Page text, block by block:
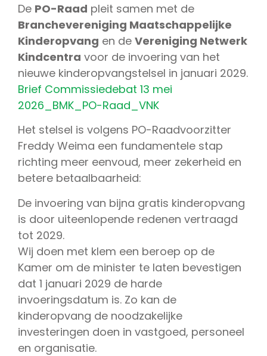
De PO-Raad pleit samen met de
Branchevereniging Maatschappelijke
Kinderopvang en de Vereniging Netwerk
Kindcentra voor de invoering van het
nieuwe kinderopvangstelsel in januari 2029.
Brief Commissiedebat 13 mei
2026_BMK_PO-Raad_VNK
Het stelsel is volgens PO-Raadvoorzitter
Freddy Weima een fundamentele stap
richting meer eenvoud, meer zekerheid en
betere betaalbaarheid:
De invoering van bijna gratis kinderopvang
is door uiteenlopende redenen vertraagd
tot 2029.
Wij doen met klem een beroep op de
Kamer om de minister te laten bevestigen
dat 1 januari 2029 de harde
invoeringsdatum is. Zo kan de
kinderopvang de noodzakelijke
investeringen doen in vastgoed, personeel
en organisatie.